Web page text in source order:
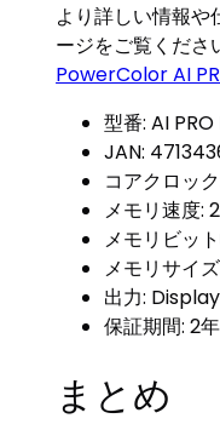
より詳しい情報
ージをご覧くださ
PowerColor AI
型番: AI
JAN:
コアクロッ
メモリ速度:
メモリビッ
メモリサイ
出力:
保証期間: 2年
まとめ